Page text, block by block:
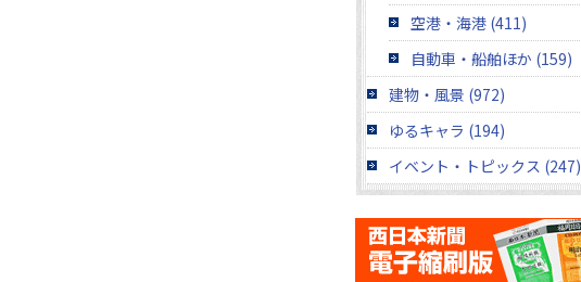
空港・海港 (411)
自動車・船舶ほか (159)
建物・風景 (972)
ゆるキャラ (194)
イベント・トピックス (247)